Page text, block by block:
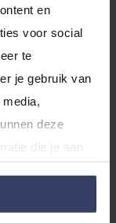
en
voor social
te
je gebruik van
deze
die je aan
belast met
in je
btw-verlegd
nummer: